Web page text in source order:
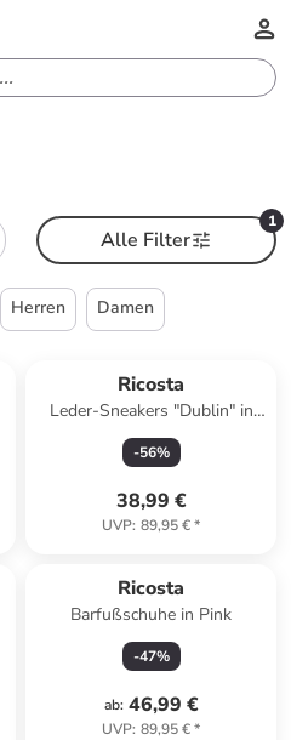
1
Alle Filter
Herren Damen
Ricosta
Leder-Sneakers "Dublin" in
Blau
-56%
38,99 €
UVP: 89,95 €*
Ricosta
Barfußschuhe in Pink
-47%
ab: 46,99 €
UVP: 89,95 €*